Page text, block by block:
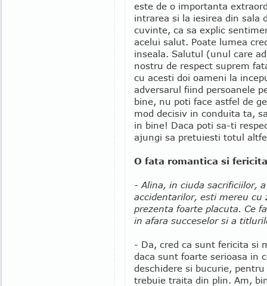
este de o importanta
intrarea si la iesirea din sala
cuvinte, ca sa explic
acelui salut. Poate lumea
inseala. Salutul (unul care
nostru de respect suprem
cu acesti doi oameni la
adversarul fiind persoanele
bine, nu poti face astfel de
mod decisiv in conduita ta,
in bine! Daca poti sa-ti
ajungi sa pretuiesti totul
O fata romantica si fericita
- Alina, in ciuda sacrificiilor,
accidentarilor, esti mereu cu
prezenta foarte placuta. Ce
in afara succeselor si a
- Da, cred ca sunt fericita si
daca sunt foarte serioasa in
deschidere si bucurie,
trebuie traita din plin. Am,